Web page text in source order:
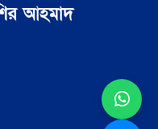
প্রার্থী তালিকা শিগগিরই
শফিকুর রহমান
আখতার ও নাসীরের
আহমাদ